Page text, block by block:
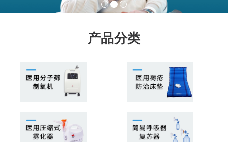
产品分类